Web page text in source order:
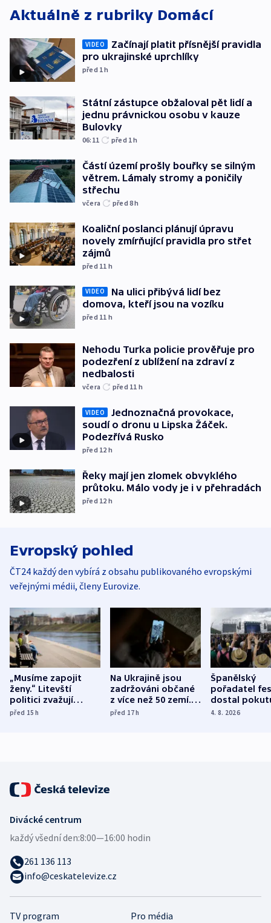
Aktuálně z rubriky Domácí
VIDEO
Začínají platit přísnější pravidla
pro ukrajinské uprchlíky
před 1h
Státní zástupce obžaloval pět lidí a
jednu právnickou osobu v kauze
Bulovky
06:11 před 1h
Částí území prošly bouřky se silným
větrem. Lámaly stromy a poničily
střechu
včera před 8h
Koaliční poslanci plánují úpravu
novely zmírňující pravidla pro střet
zájmů
před 11 h
VIDEO
Na ulici přibývá lidí bez
domova, kteří jsou na vozíku
před 11 h
Nehodu Turka policie prověřuje pro
podezření z ublížení na zdraví z
nedbalosti
včera před 11 h
VIDEO
Jednoznačná provokace,
soudí o dronu u Lipska Žáček.
Podezřívá Rusko
před 12 h
Řeky mají jen zlomek obvyklého
průtoku. Málo vody je i v přehradách
před 12 h
Evropský pohled
ČT24 každý den vybírá z obsahu publikovaného evropskými
veřejnými médii, členy Eurovize.
„Musíme zapojit
ženy.“ Litevští
politici zvažují
dohodu o
před 15h
Na Ukrajině jsou
zadržováni občané
z více než 50 zemí.
Bojovali na straně
před 17h
Španělský
pořadatel
dostal
nekalé
4. 8. 2026
TV program
Pro média
Divácké centrum
každý všední den:8:00—16:00 hodin
261 136 113
info@ceskatelevize.cz